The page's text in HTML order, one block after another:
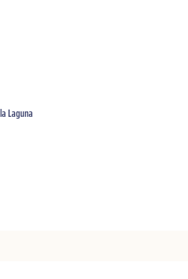
Laguna